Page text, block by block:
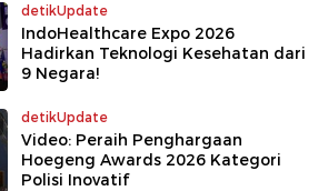
detikUpdate
IndoHealthcare Expo 2026
Hadirkan Teknologi Kesehatan dari
9 Negara!
detikUpdate
Video: Peraih Penghargaan
Hoegeng Awards 2026 Kategori
Polisi Inovatif